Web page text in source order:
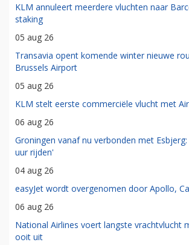
KLM annuleert meerdere vluchten naar
staking
05 aug 26
Transavia opent komende winter nieuwe
Brussels Airport
05 aug 26
KLM stelt eerste commerciële vlucht met
06 aug 26
Groningen vanaf nu verbonden met
uur rijden'
04 aug 26
easyJet wordt overgenomen door Apollo,
06 aug 26
National Airlines voert langste vrachtvlucht
ooit uit